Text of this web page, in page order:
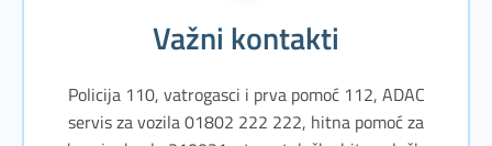
Važni kontakti
Policija 110, vatrogasci i prva pomoć 112, ADAC
servis za vozila 01802 222 222, hitna pomoć za